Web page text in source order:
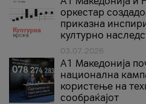
оркестар
приказна
културно
03.07.2026
A1 Македонија
национална
користење на
сообраќајот